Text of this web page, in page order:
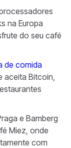
na Europa
do seu café
de comida
aceita Bitcoin,
e Bamberg
Miez, onde
com